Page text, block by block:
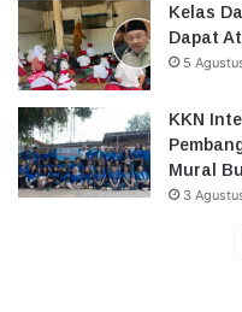
Kelas
Dapat
5
KKN
Mural
3